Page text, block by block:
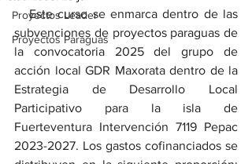
Proyectos Leader
Proyectos Paraguas
   Este curso se enmarca dentro de las
subvenciones de proyectos paraguas de
la convocatoria 2025 del grupo de
acción local GDR Maxorata dentro de la
Estrategia de Desarrollo Local
Participativo para la isla de
Fuerteventura Intervención 7119 Pepac
2023-2027. Los gastos cofinanciados se